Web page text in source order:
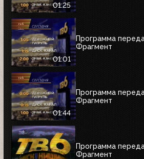
01:25
01:01
Программа
Фрагмент
01:44
Программа
Фрагмент
Программа
Фрагмент